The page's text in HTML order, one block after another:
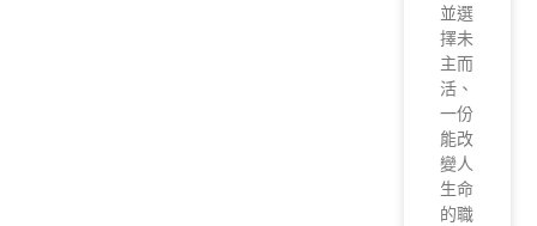
並選
擇未
主而
活、
一份
能改
變人
生命
的職